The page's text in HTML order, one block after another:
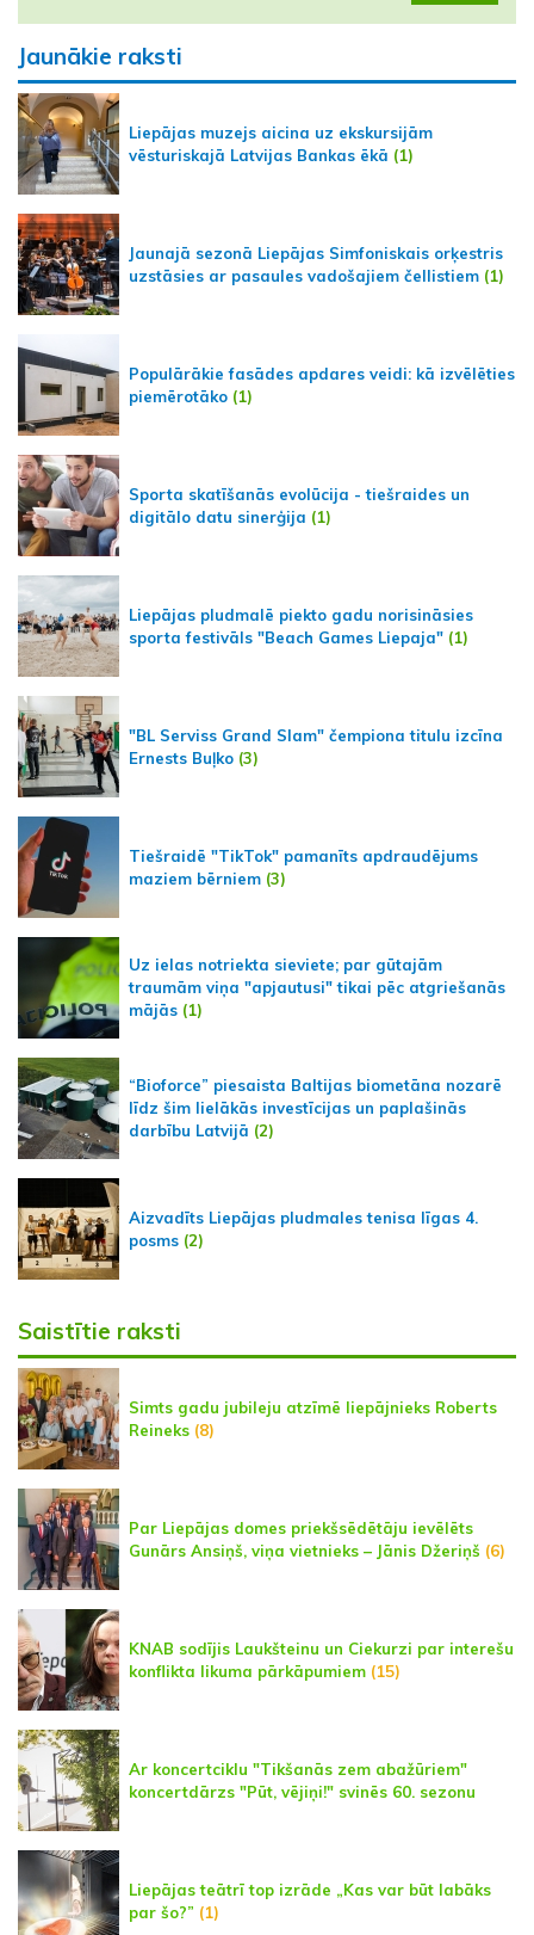
Jaunākie raksti
Liepājas muzejs aicina uz ekskursijām
vēsturiskajā Latvijas Bankas ēkā (1)
Jaunajā sezonā Liepājas Simfoniskais orķestris
uzstāsies ar pasaules vadošajiem čellistiem (1)
Populārākie fasādes apdares veidi: kā izvēlēties
piemērotāko (1)
Sporta skatīšanās evolūcija - tiešraides un
digitālo datu sinerģija (1)
Liepājas pludmalē piekto gadu norisināsies
sporta festivāls "Beach Games Liepaja" (1)
"BL Serviss Grand Slam" čempiona titulu izcīna
Ernests Buļko (3)
Tiešraidē "TikTok" pamanīts apdraudējums
maziem bērniem (3)
Uz ielas notriekta sieviete; par gūtajām
traumām viņa "apjautusi" tikai pēc atgriešanās
mājās (1)
“Bioforce” piesaista Baltijas biometāna nozarē
līdz šim lielākās investīcijas un paplašinās
darbību Latvijā (2)
Aizvadīts Liepājas pludmales tenisa līgas 4.
posms (2)
Saistītie raksti
Simts gadu jubileju atzīmē liepājnieks Roberts
Reineks (8)
Par Liepājas domes priekšsēdētāju ievēlēts
Gunārs Ansiņš, viņa vietnieks – Jānis Džeriņš (6)
KNAB sodījis Laukšteinu un Ciekurzi par interešu
konflikta likuma pārkāpumiem (15)
Ar koncertciklu "Tikšanās zem abažūriem"
koncertdārzs "Pūt, vējiņi!" svinēs 60. sezonu
Liepājas teātrī top izrāde „Kas var būt labāks
par šo?” (1)